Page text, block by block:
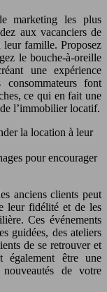
marketing les plus
aux vacanciers de
leur famille. Proposez
le bouche-à-oreille
une expérience
font
ce qui en fait une
l’immobilier locatif.
la location à leur
pour encourager
anciens clients peut
leur fidélité et de les
Ces événements
guidées, des ateliers
de se retrouver et
également être une
de votre